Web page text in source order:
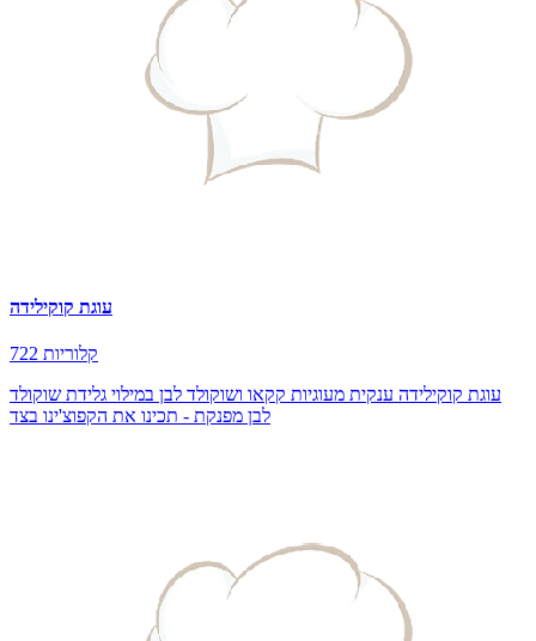
עוגת קוקילידה
722 קלוריות
עוגת קוקילידה ענקית מעוגיות קקאו ושוקולד לבן במילוי גלידת שוקולד
לבן מפנקת - תכינו את הקפוצ'ינו בצד